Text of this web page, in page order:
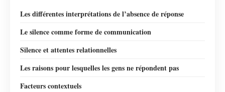
Les différentes interprétations de l’absence de réponse
Le silence comme forme de communication
Silence et attentes relationnelles
Les raisons pour lesquelles les gens ne répondent pas
Facteurs contextuels